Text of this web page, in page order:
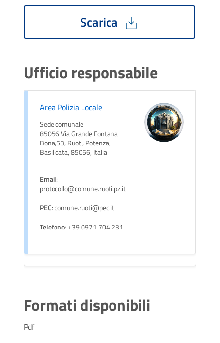
Scarica
Ufficio responsabile
Area Polizia Locale
Sede comunale
85056 Via Grande Fontana
Bona,53, Ruoti, Potenza,
Basilicata, 85056, Italia
Email:
protocollo@comune.ruoti.pz.it
PEC: comune.ruoti@pec.it
Telefono: +39 0971 704 231
Formati disponibili
Pdf